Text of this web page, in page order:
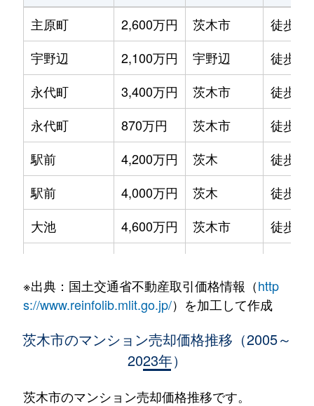
主原町
2,600万円 茨木市
徒歩13
宇野辺
2,100万円 宇野辺
徒歩8
永代町
3,400万円 茨木市
徒歩3
永代町
870万円 茨木市
徒歩0
駅前
4,200万円 茨木
徒歩5
駅前
4,000万円 茨木
徒歩4
大池
4,600万円 茨木市
徒歩10
小川町
2,400万円 南茨木
徒歩12
650万円
小川町
4,500万円 南茨木
※出典：国土交通省不動産取引価格情報（http
s://www.reinfolib.mlit.go.jp/）を加工して作成
茨木市のマンション売却価格推移（2005～
2023年）
茨木市のマンション売却価格推移です。